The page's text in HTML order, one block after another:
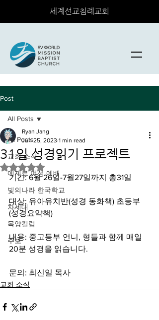
세계선교침례교회
Post
All Posts
교회 소식
에제르 여성 예배
빛의나라 한국학교
차세대
목양컬럼
주보
All Posts
31일 성경읽기 프로젝트
Ryan Jang
Jun 25, 2023 1 min read
Rated NaN out of 5 stars.
기간: 6월 26일-7월27일까지 총31일
대상: 유아유치반(성경 동화책) 초등부
(성경요약책)
내용: 중고등부 언니, 형들과 함께 매일
20분 성경을 읽습니다.
문의: 최신일 목사
교회 소식